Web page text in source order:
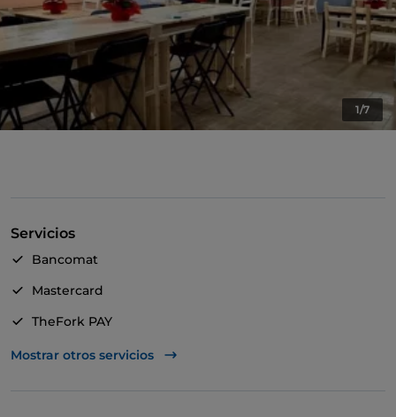
1/7
Servicios
Bancomat
Mastercard
TheFork PAY
UnionPay via TheFork PAY
Mostrar otros servicios